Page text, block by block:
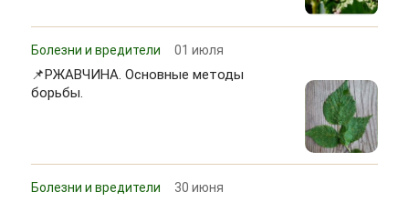
Болезни и вредители 01 июля
📌РЖАВЧИНА. Основные методы
борьбы.
Болезни и вредители 30 июня